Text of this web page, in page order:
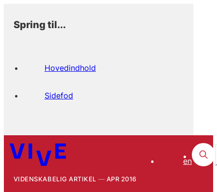
Spring til...
Hovedindhold
Sidefod
en
VIDENSKABELIG ARTIKEL APR 2016